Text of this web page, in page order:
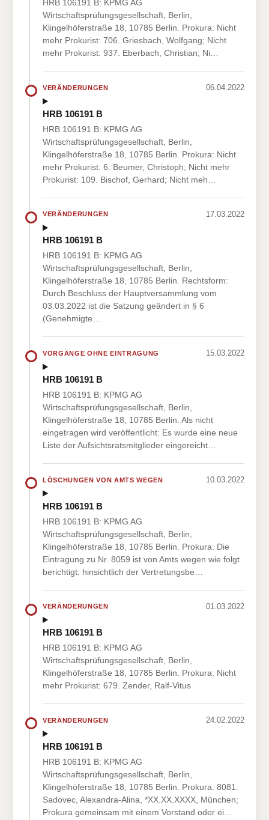
HRB 106191 B: KPMG AG
Wirtschaftsprüfungsgesellschaft, Berlin,
Klingelhöferstraße 18, 10785 Berlin. Prokura: Nicht
mehr Prokurist: 706. Griesbach, Wolfgang; Nicht
mehr Prokurist: 937. Eberbach, Christian; Ni…
VERÄNDERUNGEN 06.04.2022
HRB 106191 B
HRB 106191 B: KPMG AG
Wirtschaftsprüfungsgesellschaft, Berlin,
Klingelhöferstraße 18, 10785 Berlin. Prokura: Nicht
mehr Prokurist: 6. Beumer, Christoph; Nicht mehr
Prokurist: 109. Bischof, Gerhard; Nicht meh…
VERÄNDERUNGEN 17.03.2022
HRB 106191 B
HRB 106191 B: KPMG AG
Wirtschaftsprüfungsgesellschaft, Berlin,
Klingelhöferstraße 18, 10785 Berlin. Rechtsform:
Durch Beschluss der Hauptversammlung vom
03.03.2022 ist die Satzung geändert in § 6
(Genehmigte…
VORGÄNGE OHNE EINTRAGUNG 15.03.2022
HRB 106191 B
HRB 106191 B: KPMG AG
Wirtschaftsprüfungsgesellschaft, Berlin,
Klingelhöferstraße 18, 10785 Berlin. Als nicht
eingetragen wird veröffentlicht: Es wurde eine neue
Liste der Aufsichtsratsmitglieder eingereicht…
LÖSCHUNGEN VON AMTS WEGEN 10.03.2022
HRB 106191 B
HRB 106191 B: KPMG AG
Wirtschaftsprüfungsgesellschaft, Berlin,
Klingelhöferstraße 18, 10785 Berlin. Prokura: Die
Eintragung zu Nr. 8059 ist von Amts wegen wie folgt
berichtigt: hinsichtlich der Vertretungsbe…
VERÄNDERUNGEN 01.03.2022
HRB 106191 B
HRB 106191 B: KPMG AG
Wirtschaftsprüfungsgesellschaft, Berlin,
Klingelhöferstraße 18, 10785 Berlin. Prokura: Nicht
mehr Prokurist: 679. Zender, Ralf-Vitus
VERÄNDERUNGEN 24.02.2022
HRB 106191 B
HRB 106191 B: KPMG AG
Wirtschaftsprüfungsgesellschaft, Berlin,
Klingelhöferstraße 18, 10785 Berlin. Prokura: 8081.
Sadovec, Alexandra-Alina, *XX.XX.XXXX, München;
Prokura gemeinsam mit einem Vorstand oder ei…